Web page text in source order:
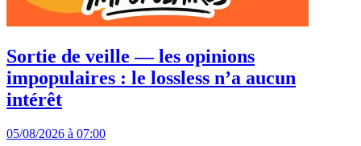
Sortie de veille — les opinions
impopulaires : le lossless n’a aucun
intérêt
05/08/2026 à 07:00